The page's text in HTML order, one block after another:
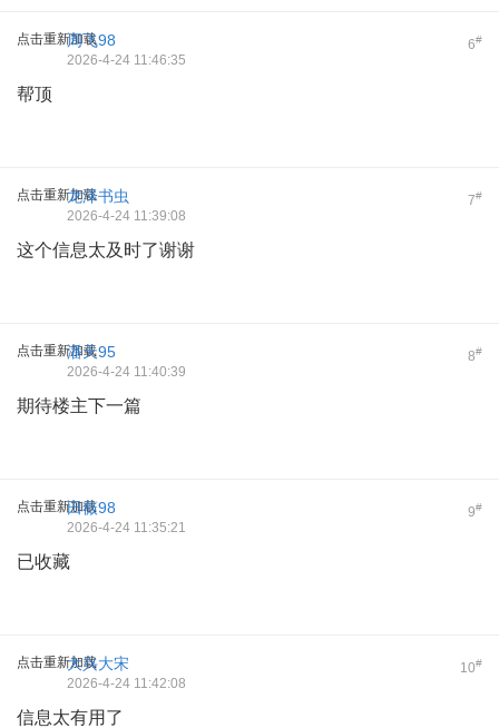
点击重新加载 6#
周飞98
2026-4-24 11:46:35
帮顶
点击重新加载 7#
龙泽书虫
2026-4-24 11:39:08
这个信息太及时了谢谢
点击重新加载 8#
潘天95
2026-4-24 11:40:39
期待楼主下一篇
点击重新加载 9#
田薇98
2026-4-24 11:35:21
已收藏
点击重新加载 10#
大兴大宋
2026-4-24 11:42:08
信息太有用了